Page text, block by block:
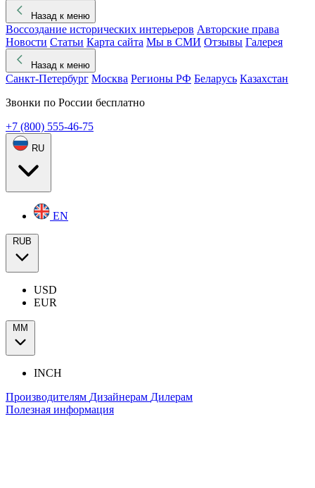
Назад к меню
Воссоздание исторических интерьеров Авторские права
Новости Статьи Карта сайта Мы в СМИ Отзывы Галерея
Назад к меню
Санкт-Петербург Москва Регионы РФ Беларусь Казахстан
Звонки по России бесплатно
+7 (800) 555-46-75
RU
EN
RUB
USD
EUR
ММ
INCH
Производителям Дизайнерам Дилерам
Полезная информация